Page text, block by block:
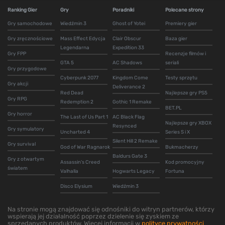
Ranking Gier
Gry samochodowe
Gry zręcznościowe
Gry FPP
Gry przygodowe
Gry akcji
Gry RPG
Gry horror
Gry symulatory
Gry survival
Gry z otwartym
światem
Gry
Wiedźmin 3
Mass Effect Edycja
Legendarna
GTA 5
Cyberpunk 2077
Red Dead
Redemption 2
The Last of Us Part 1
Uncharted 4
God of War Ragnarok
Assassin's Creed
Valhalla
Disco Elysium
Poradniki
Ghost of Yotei
Clair Obscur
Expedition 33
AC Shadows
Kingdom Come
Deliverance 2
Gothic 1 Remake
AC Black Flag
Resynced
Silent Hill 2 Remake
Baldurs Gate 3
Hogwarts Legacy
Wiedźmin 3
Polecane strony
Premiery gier
Baza gier
Recenzje filmów i
seriali
Testy sprzętu
Najlepsze gry PS5
BET.PL
Najlepsze gry XBOX
Series S i X
Bukmacherzy
Kod promocyjny
Fortuna
Na stronie mogą znajdować się odnośniki do witryn partnerów, którzy
wspierają jej działalność poprzez dzielenie się zyskiem ze
sprzedanych produktów. Więcej informacji w polityce prywatności